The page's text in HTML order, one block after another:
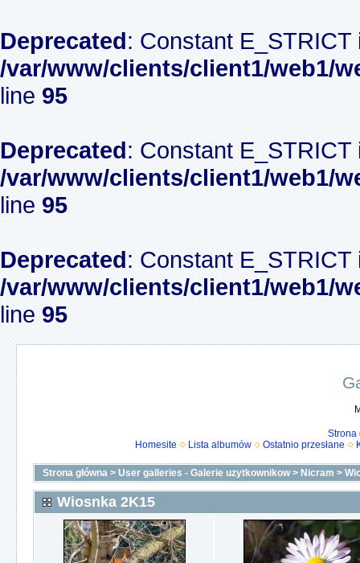
Deprecated: Constant
/var/www/clients/client1/web1/
line 95
Deprecated: Constant
/var/www/clients/client1/web1/
line 95
Deprecated: Constant
/var/www/clients/client1/web1/
line 95
Strona
Homesite
Lista albumów Ostatnio przesłane
Strona główna > User galleries - Galerie uzytkownikow> Nicram >
Wiosnka 2K15